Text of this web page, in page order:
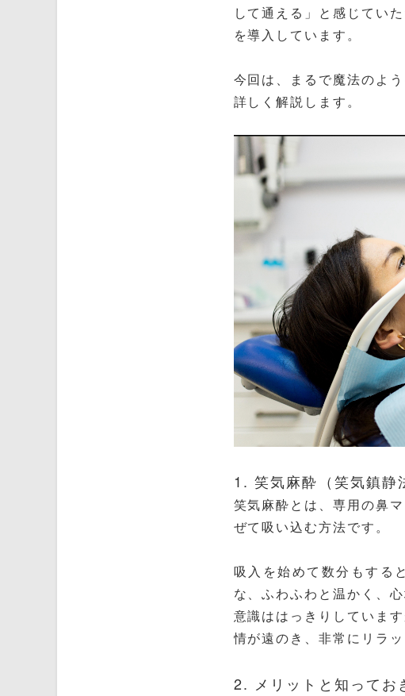
して通える」と感じてい
を導入しています。
今回は、まるで魔法のよ
詳しく解説します。
1. 笑気麻酔（笑気鎮静
笑気麻酔とは、専用の鼻
ぜて吸い込む方法です。
吸入を始めて数分もする
な、ふわふわと温かく、
意識ははっきりしていま
情が遠のき、非常にリラ
2. メリットと知ってお